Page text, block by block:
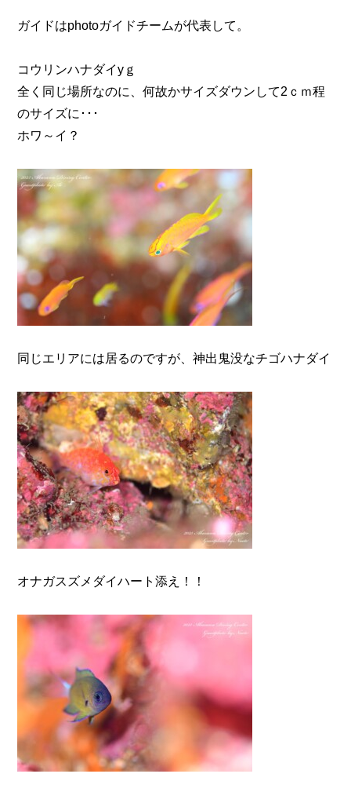
ガイドはphotoガイドチームが代表して。
コウリンハナダイyｇ
全く同じ場所なのに、何故かサイズダウンして2ｃｍ程
のサイズに･･･
ホワ～イ？
同じエリアには居るのですが、神出鬼没なチゴハナダイ
オナガスズメダイハート添え！！